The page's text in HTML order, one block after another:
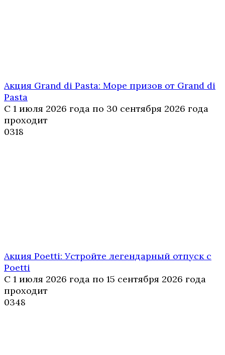
Акция Grand di Pasta: Море призов от Grand di
Pasta
С 1 июля 2026 года по 30 сентября 2026 года
проходит
0318
Акция Poetti: Устройте легендарный отпуск с
Poetti
С 1 июля 2026 года по 15 сентября 2026 года
проходит
0348